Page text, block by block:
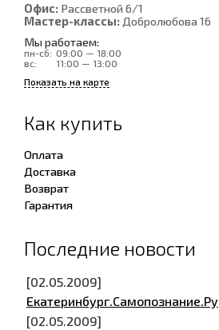
Офис: Рассветной 6/1
Мастер-классы: Добролюбова 16
Мы работаем:
пн-сб: 09:00 — 18:00
вс:
11:00 — 13:00
Показать на карте
Как купить
Оплата
Доставка
Возврат
Гарантия
Последние новости
[02.05.2009]
Екатеринбург.Самопознание.Ру
[02.05.2009]